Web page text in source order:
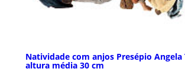
Natividade com anjos Presépio
altura média 30 cm